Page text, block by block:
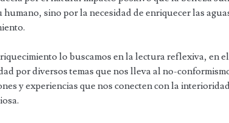
sino por la necesidad de enriquecer las
lo buscamos en la lectura reflexiva, en
por diversos temas que nos lleva al no-
y experiencias que nos conecten con la